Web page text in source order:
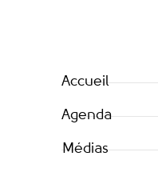
Accueil
Agenda
Médias